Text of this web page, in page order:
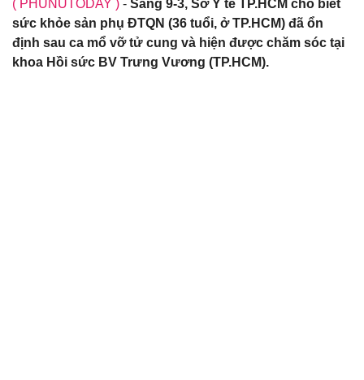
( PHUNUTODAY ) - Sáng 9-3, Sở Y tế TP.HCM cho biết
sức khỏe sản phụ ĐTQN (36 tuổi, ở TP.HCM) đã ổn
định sau ca mổ vỡ tử cung và hiện được chăm sóc tại
khoa Hồi sức BV Trưng Vương (TP.HCM).